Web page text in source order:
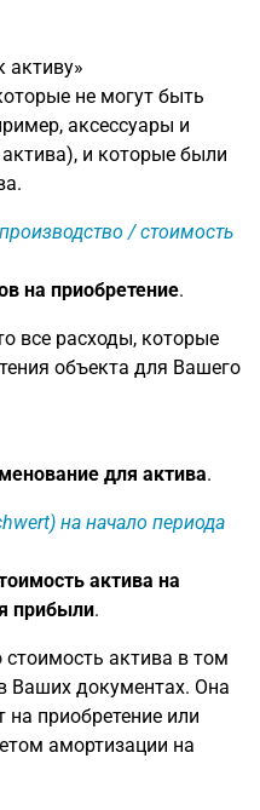
активу»
не могут быть
аксессуары и
и которые были
/ стоимость
на приобретение.
все расходы, которые
объекта для Вашего
для актива.
на начало периода
актива на
прибыли.
актива в том
Ваших документах. Она
на приобретение или
амортизации на